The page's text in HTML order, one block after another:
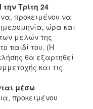
την Τρίτη 24
προκειμένου να
ώρα και
μελών της
παιδί του. (Η
θα εξαρτηθεί
και τις
μέσω
προκειμένου